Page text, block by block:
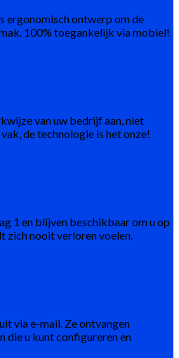
ergonomisch ontwerp om de
100% toegankelijk via mobiel!
van uw bedrijf aan, niet
de technologie is het onze!
1 en blijven beschikbaar om u op
zich nooit verloren voelen.
via e-mail. Ze ontvangen
die u kunt configureren en